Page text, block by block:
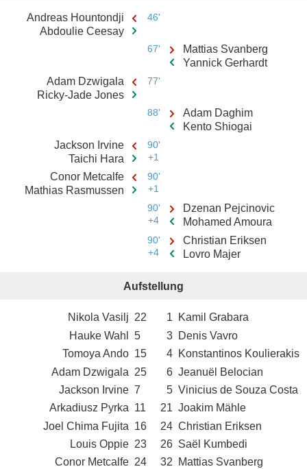
Andreas Hountondji
Abdoulie Ceesay
46'
67'
Mattias Svanberg
Yannick Gerhardt
Adam Dzwigala
Ricky-Jade Jones
77'
88'
Adam Daghim
Kento Shiogai
Jackson Irvine
Taichi Hara
90'
+1
Conor Metcalfe
Mathias Rasmussen
90'
+1
90'
+4
Dzenan Pejcinovic
Mohamed Amoura
90'
+4
Christian Eriksen
Lovro Majer
Aufstellung
Nikola Vasilj 22 1 Kamil Grabara
Hauke Wahl
5 3 Denis Vavro
Tomoya Ando 15 4 Konstantinos Koulierakis
Adam Dzwigala 25 6 Jeanuël Belocian
Jackson Irvine 7 5 Vinicius de Souza Costa
Arkadiusz Pyrka 11 21 Joakim Mähle
Joel Chima Fujita 16 24 Christian Eriksen
Louis Oppie 23 26 Saël Kumbedi
Conor Metcalfe 24 32
Mattias Svanberg